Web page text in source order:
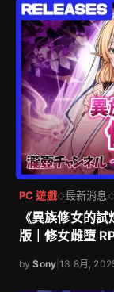
PC 遊戲◇最新消息
《異族修女的
版｜修女雌墮
bySony |13 8月,